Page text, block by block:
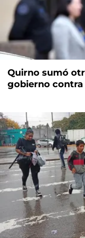
Quirno sumó
gobierno contra